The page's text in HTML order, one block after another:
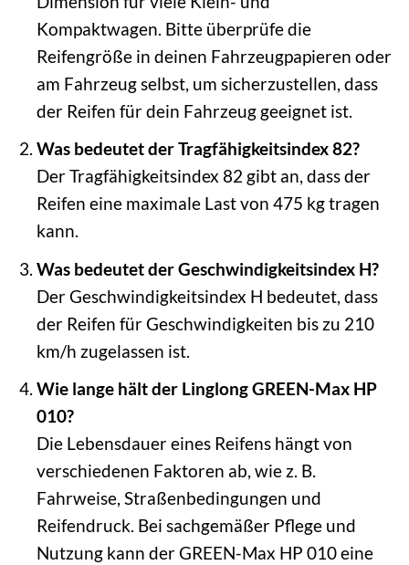
Kompaktwagen. Bitte überprüfe die
Reifengröße in deinen Fahrzeugpapieren oder
am Fahrzeug selbst, um sicherzustellen, dass
der Reifen für dein Fahrzeug geeignet ist.
Was bedeutet der Tragfähigkeitsindex 82?
Der Tragfähigkeitsindex 82 gibt an, dass der
Reifen eine maximale Last von 475 kg tragen
kann.
Was bedeutet der Geschwindigkeitsindex H?
Der Geschwindigkeitsindex H bedeutet, dass
der Reifen für Geschwindigkeiten bis zu 210
km/h zugelassen ist.
Wie lange hält der Linglong GREEN-Max HP
010?
Die Lebensdauer eines Reifens hängt von
verschiedenen Faktoren ab, wie z. B.
Fahrweise, Straßenbedingungen und
Reifendruck. Bei sachgemäßer Pflege und
Nutzung kann der GREEN-Max HP 010 eine